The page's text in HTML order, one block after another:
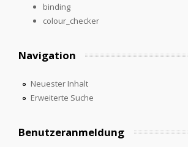
binding
colour_checker
Navigation
Neuester Inhalt
Erweiterte Suche
Benutzeranmeldung